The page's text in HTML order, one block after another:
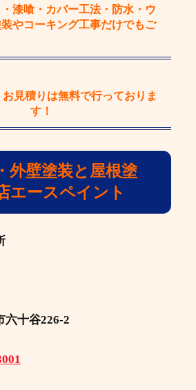
漆喰・カバー工法・防水・ウ
やコーキング工事だけでもご
見積りは無料で行っておりま
す！
外壁塗装と屋根塗
エースペイント
六十谷226-2